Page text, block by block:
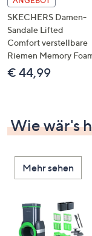
SKECHERS Damen-
Sandale Lifted
Comfort verstellbare
Riemen Memory
€ 44,99
Wie wär's
Mehr sehen